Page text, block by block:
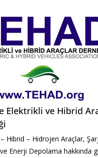
Elektrikli ve Hibrid
Hibrid – Hidrojen Araçlar,
Enerji Depolama hakkında